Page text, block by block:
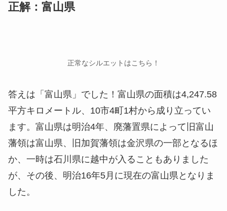
正解：富山県
正常なシルエットはこちら！
答えは「富山県」でした！富山県の面積は4,247.58
平方キロメートル、10市4町1村から成り立ってい
ます。富山県は明治4年、廃藩置県によって旧富山
藩領は富山県、旧加賀藩領は金沢県の一部となるほ
か、一時は石川県に越中が入ることもありました
が、その後、明治16年5月に現在の富山県となりま
した。